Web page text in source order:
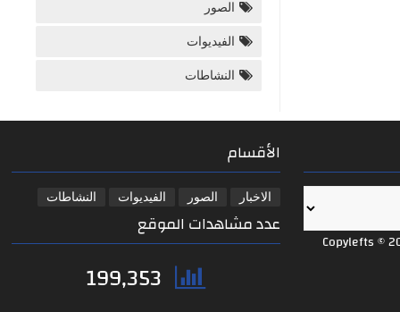
الصور
الفيديوات
النشاطات
Copylefts ©
الأقسام
الاخبار الصور الفيديوات النشاطات
عدد مشاهدات الموقع
199,353